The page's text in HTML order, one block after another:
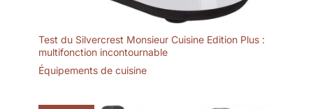
Test du Silvercrest Monsieur Cuisine Edition Plus :
multifonction incontournable
Équipements de cuisine